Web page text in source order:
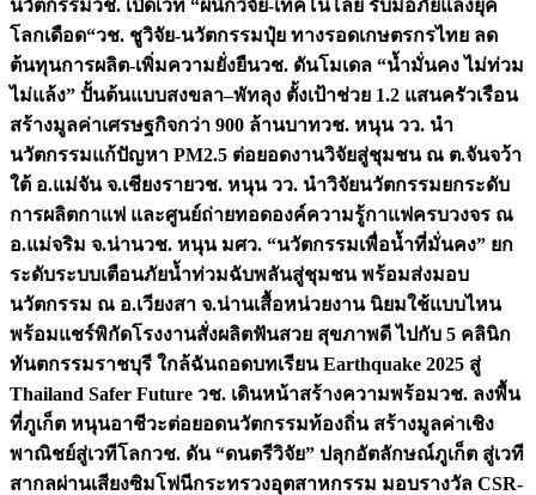
นวัตกรรมวช. เปิดเวที “ผนึกวิจัย-เทคโนโลยี รับมือภัยแล้งยุค
โลกเดือด“วช. ชูวิจัย-นวัตกรรมปุ๋ย ทางรอดเกษตรกรไทย ลด
ต้นทุนการผลิต-เพิ่มความยั่งยืนวช. ดันโมเดล “น้ำมั่นคง ไม่ท่วม
ไม่แล้ง” ปั้นต้นแบบสงขลา–พัทลุง ตั้งเป้าช่วย 1.2 แสนครัวเรือน
สร้างมูลค่าเศรษฐกิจกว่า 900 ล้านบาทวช. หนุน วว. นำ
นวัตกรรมแก้ปัญหา PM2.5 ต่อยอดงานวิจัยสู่ชุมชน ณ ต.จันจว้า
ใต้ อ.แม่จัน จ.เชียงรายวช. หนุน วว. นำวิจัยนวัตกรรมยกระดับ
การผลิตกาแฟ และศูนย์ถ่ายทอดองค์ความรู้กาแฟครบวงจร ณ
อ.แม่จริม จ.น่านวช. หนุน มศว. “นวัตกรรมเพื่อน้ำที่มั่นคง” ยก
ระดับระบบเตือนภัยน้ำท่วมฉับพลันสู่ชุมชน พร้อมส่งมอบ
นวัตกรรม ณ อ.เวียงสา จ.น่านเสื้อหน่วยงาน นิยมใช้แบบไหน
พร้อมแชร์พิกัดโรงงานสั่งผลิตฟันสวย สุขภาพดี ไปกับ 5 คลินิก
ทันตกรรมราชบุรี ใกล้ฉันถอดบทเรียน Earthquake 2025 สู่
Thailand Safer Future วช. เดินหน้าสร้างความพร้อมวช. ลงพื้น
ที่ภูเก็ต หนุนอาชีวะต่อยอดนวัตกรรมท้องถิ่น สร้างมูลค่าเชิง
พาณิชย์สู่เวทีโลกวช. ดัน “ดนตรีวิจัย” ปลุกอัตลักษณ์ภูเก็ต สู่เวที
สากลผ่านเสียงซิมโฟนีกระทรวงอุตสาหกรรม มอบรางวัล CSR-